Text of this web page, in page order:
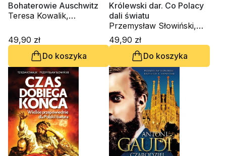
Bohaterowie Auschwitz
Teresa Kowalik,
49,90 zł
Do koszyka
Królewski dar. Co Polacy
dali światu
Przemysław Słowiński,
Teresa Kowalik
49,90 zł
Do koszyka